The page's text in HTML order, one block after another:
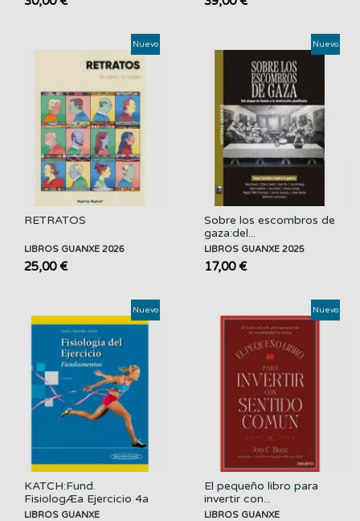
RETRATOS
LIBROS GUANXE 2026
25,00 €
Nuevo
Sobre los escombros de
gaza:del...
LIBROS GUANXE 2025
17,00 €
Nuevo
KATCH:Fund.
FisiologÆa Ejercicio 4a
Ed
LIBROS GUANXE
Nuevo
El pequeño libro para
invertir con...
LIBROS GUANXE
Nuevo